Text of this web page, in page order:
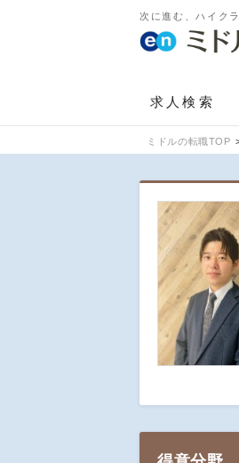
次に進む、ハイク
求人検索
ミドルの転職TOP